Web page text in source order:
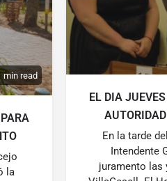
EL DIA
En la tarde
Intendente
juramento las
min read
la